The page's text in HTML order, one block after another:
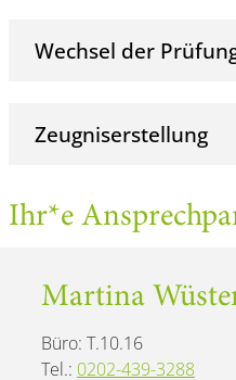
Wechsel der
Zeugniserstellung
Ihr*e
Martina
Büro: T.10.16
Tel.: 0202-439-3288